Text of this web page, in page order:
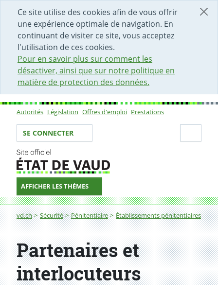
Ce site utilise des cookies afin de vous offrir
une expérience optimale de navigation. En
continuant de visiter ce site, vous acceptez
l'utilisation de ces cookies.
Pour en savoir plus sur comment les
désactiver, ainsi que sur notre politique en
matière de protection des données.
DÉBUT DU CONTENU DE LA PAGE
ACCÈS AU CHAMP DE RECHERCHE
PAGE D'ACCUEIL
FORMULAIRE DE CONTACT
Sous-navigation
Autorités Législation Offres d'emploi Prestations
Votre identité
SE CONNECTER
AFFICHER LES THÈMES
Fil d'Ariane
vd.ch Sécurité Pénitentiaire Établissements pénitentiaires
Partenaires et interlocuteurs
Partenaires et
interlocuteurs